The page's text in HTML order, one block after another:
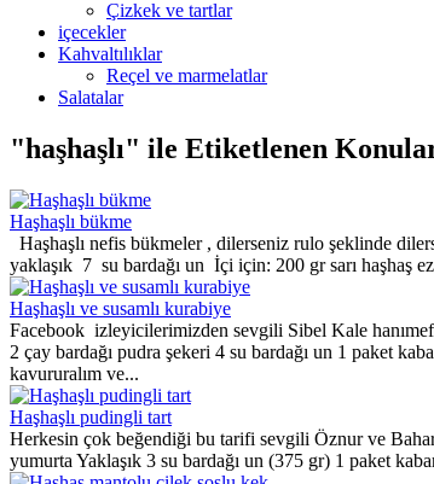
Çizkek ve tartlar
içecekler
Kahvaltılıklar
Reçel ve marmelatlar
Salatalar
"haşhaşlı" ile Etiketlenen
Haşhaşlı bükme
Haşhaşlı nefis bükmeler , dilerseniz rulo şeklinde
yaklaşık 7 su bardağı un İçi için: 200 gr sarı haşhaş
Haşhaşlı ve susamlı kurabiye
Facebook izleyicilerimizden sevgili Sibel Kale
2 çay bardağı pudra şekeri 4 su bardağı un 1 paket
kavururalım ve...
Haşhaşlı pudingli tart
Herkesin çok beğendiği bu tarifi sevgili Öznur ve
yumurta Yaklaşık 3 su bardağı un (375 gr) 1 paket